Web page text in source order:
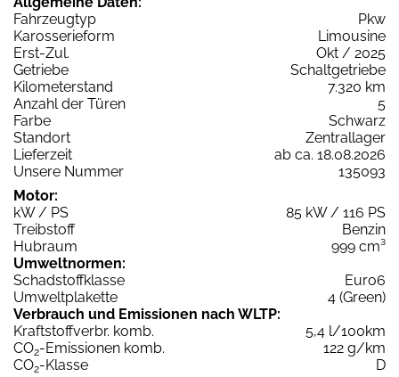
Fahrzeugtyp
Pkw
Karosserieform
Limousine
Erst-Zul.
Okt / 2025
Getriebe
Schaltgetriebe
Kilometerstand
7.320 km
Anzahl der Türen
5
Farbe
Schwarz
Standort
Zentrallager
Lieferzeit
ab ca. 18.08.2026
Unsere Nummer
135093
Motor:
kW / PS
85 kW / 116 PS
Treibstoff
Benzin
Hubraum
999 cm³
Umweltnormen:
Schadstoffklasse
Euro6
Umweltplakette
4 (Green)
Verbrauch und Emissionen nach WLTP:
Kraftstoffverbr. komb.
5,4 l/100km
CO2-Emissionen komb.
122 g/km
CO2-Klasse
D